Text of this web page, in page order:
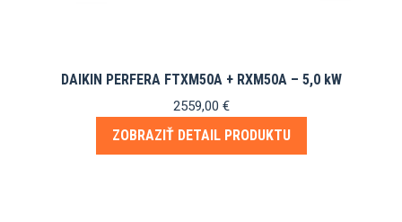
DAIKIN PERFERA FTXM50A + RXM50A – 5,0 kW
2559,00 €
ZOBRAZIŤ DETAIL PRODUKTU